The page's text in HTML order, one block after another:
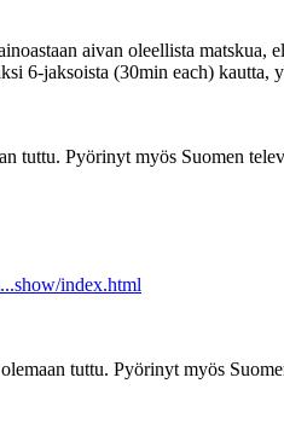
aivan oleellista
6-jaksoista (30min each)
tuttu. Pyörinyt myös Suomen
index.html
tuttu. Pyörinyt myös